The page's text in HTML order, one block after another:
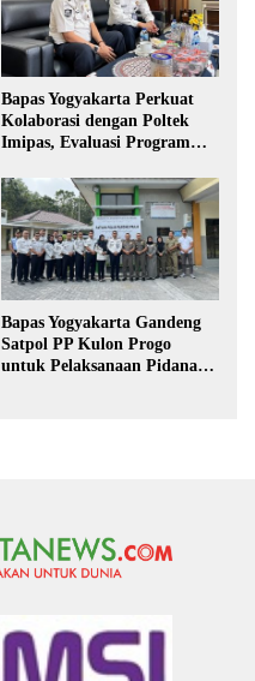
Bapas Yogyakarta Perkuat
Kolaborasi dengan Poltek
Imipas, Evaluasi Program
Bapas Yogyakarta Gandeng
Satpol PP Kulon Progo
untuk Pelaksanaan Pidana